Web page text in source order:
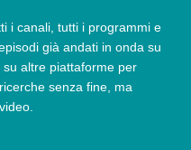
i canali, tutti i programmi e
già andati in onda su
su altre piattaforme per
senza fine, ma